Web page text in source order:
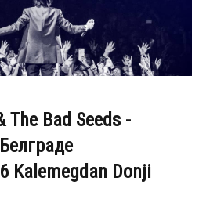
The Bad Seeds -
Kalemegdan Donji